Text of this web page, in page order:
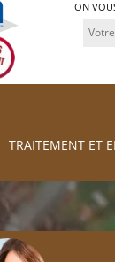
ON
TRAITEMENT ET